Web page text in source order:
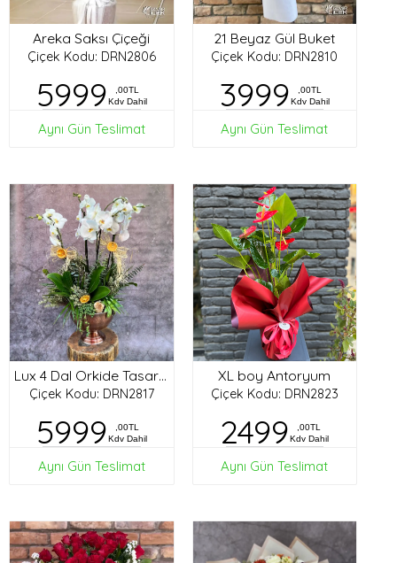
Areka Saksı Çiçeği
Çiçek Kodu: DRN2806
5999
,00TL
Kdv Dahil
Aynı Gün Teslimat
21 Beyaz Gül Buket
Çiçek Kodu: DRN2810
3999
,00TL
Kdv Dahil
Aynı Gün Teslimat
Lux 4 Dal Orkide Tasarım
Çiçek Kodu: DRN2817
5999
,00TL
Kdv Dahil
Aynı Gün Teslimat
XL boy Antoryum
Çiçek Kodu: DRN2823
2499
,00TL
Kdv Dahil
Aynı Gün Teslimat